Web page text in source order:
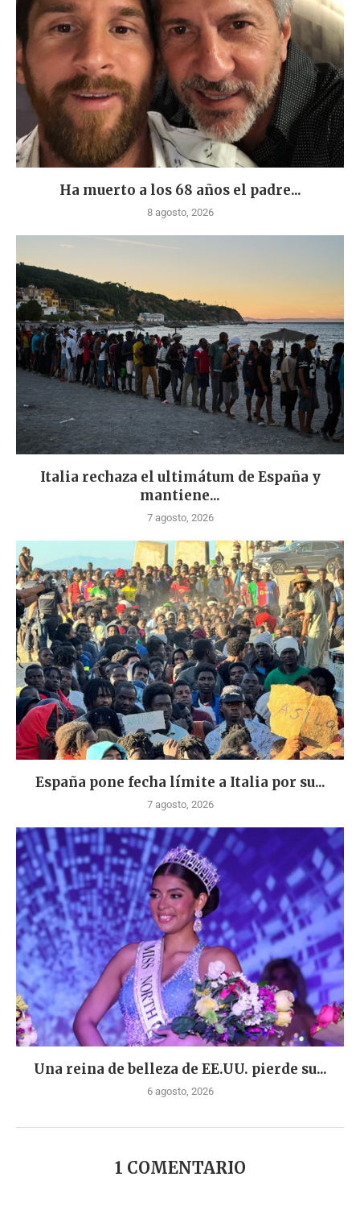
Ha muerto a los 68 años el padre...
8 agosto, 2026
Italia rechaza el ultimátum de España y
mantiene...
7 agosto, 2026
España pone fecha límite a Italia por su...
7 agosto, 2026
Una reina de belleza de EE.UU. pierde su...
6 agosto, 2026
1 COMENTARIO